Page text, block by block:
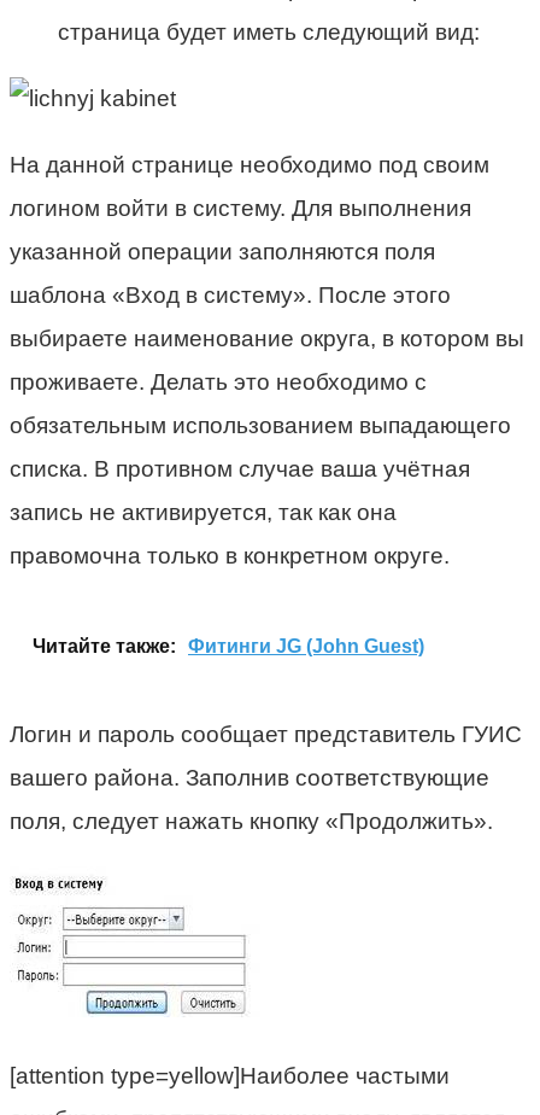
страница будет иметь следующий вид:
На данной странице необходимо под своим
логином войти в систему. Для выполнения
указанной операции заполняются поля
шаблона «Вход в систему». После этого
выбираете наименование округа, в котором вы
проживаете. Делать это необходимо с
обязательным использованием выпадающего
списка. В противном случае ваша учётная
запись не активируется, так как она
правомочна только в конкретном округе.
Читайте также: Фитинги JG (John Guest)
Логин и пароль сообщает представитель ГУИС
вашего района. Заполнив соответствующие
поля, следует нажать кнопку «Продолжить».
[attention type=yellow]Наиболее частыми